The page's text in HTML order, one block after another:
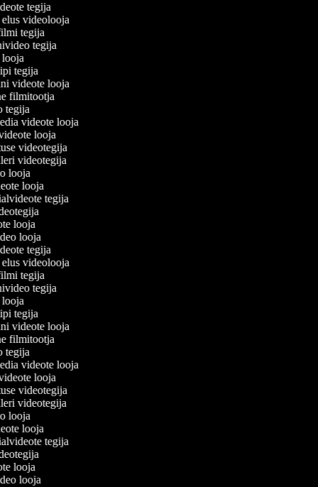
tegija
elus videolooja
tegija
tegija
looja
tegija
videote looja
filmitootja
tegija
videote looja
looja
videotegija
videotegija
looja
looja
tegija
looja
looja
tegija
elus videolooja
tegija
tegija
looja
tegija
videote looja
filmitootja
tegija
videote looja
looja
videotegija
videotegija
looja
looja
tegija
looja
looja